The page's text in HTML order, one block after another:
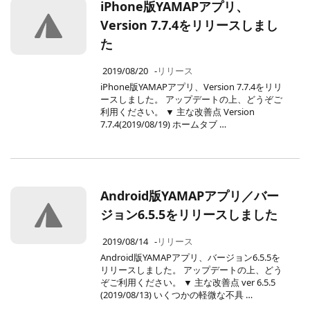
iPhone版YAMAPアプリ、
Version 7.7.4をリリースしまし
た
2019/08/20 -リリース
iPhone版YAMAPアプリ、Version 7.7.4をリリ
ースしました。 アップデートの上、どうぞご
利用ください。 ▼ 主な改善点 Version
7.7.4(2019/08/19) ホームタブ …
Android版YAMAPアプリ／バー
ジョン6.5.5をリリースしました
2019/08/14 -リリース
Android版YAMAPアプリ、バージョン6.5.5を
リリースしました。 アップデートの上、どう
ぞご利用ください。 ▼ 主な改善点 ver 6.5.5
(2019/08/13) いくつかの軽微な不具 …